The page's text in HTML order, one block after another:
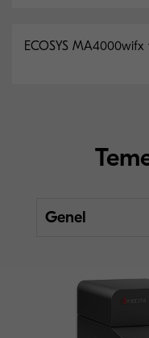
ECOSYS MA4000wifx
Genel